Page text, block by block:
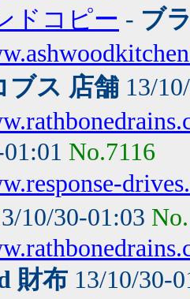
ドコピー - ブ
ブス 店舗 13/
No.7116
10/30-01:03
財布 13/10/30-